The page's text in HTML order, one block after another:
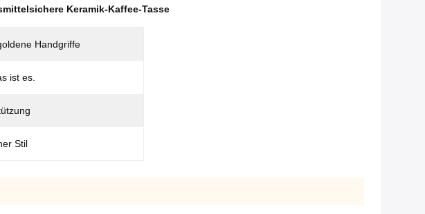
Keramik-Kaffee-Tasse
Handgriffe
ist es.
Stil